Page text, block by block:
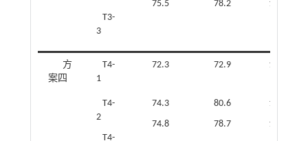
T3-
3
75.5
78.2
1.04
方
案四
T4-
1
72.3 72.9 1.01
T4-
2
T4-
74.3
74.8
80.6
78.7
1.08
1.05